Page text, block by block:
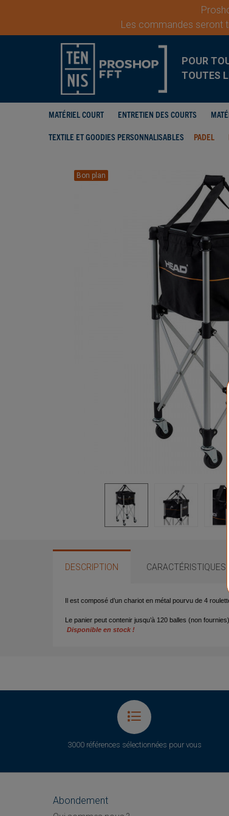
Les commandes seront
POUR
TOUTES
MATÉRIEL COURT ENTRETIEN DES COURTS
TEXTILE ET GOODIES PERSONNALISABLES PADEL
Bon plan
DESCRIPTION CARACTÉRISTIQUES
Il est composé d’un chariot en métal pourvu de 4
Le panier peut contenir jusqu’à 120 balles (non fournies).
Disponible en stock !
3000 références sélectionnées pour vous
Abondement